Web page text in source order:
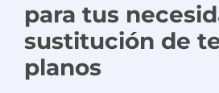
para tus
sustitución de
planos